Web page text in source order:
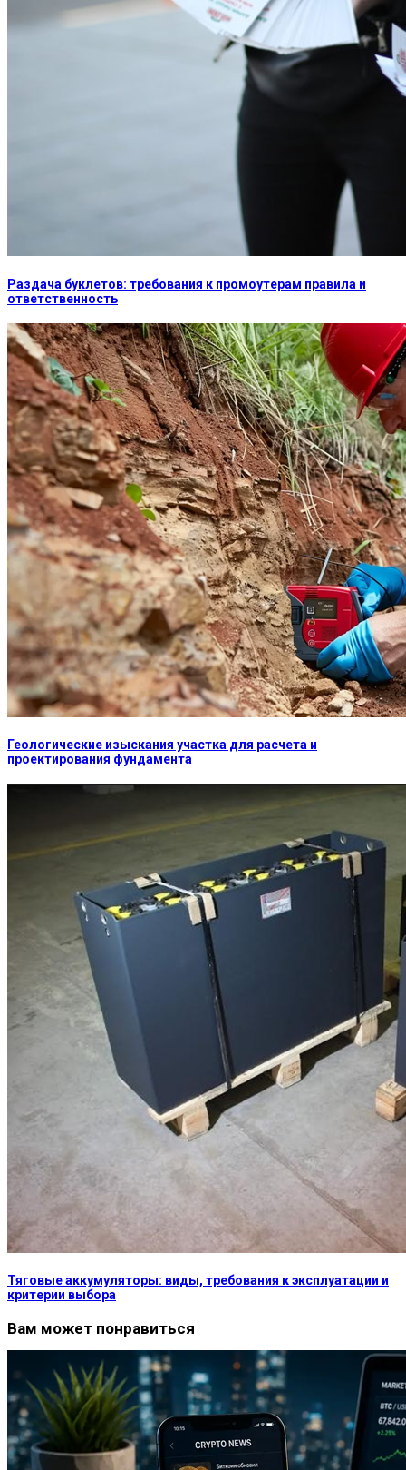
Раздача буклетов: требования к промоутерам правила и
ответственность
Геологические изыскания участка для расчета и
проектирования фундамента
Тяговые аккумуляторы: виды, требования к эксплуатации и
критерии выбора
Вам может понравиться